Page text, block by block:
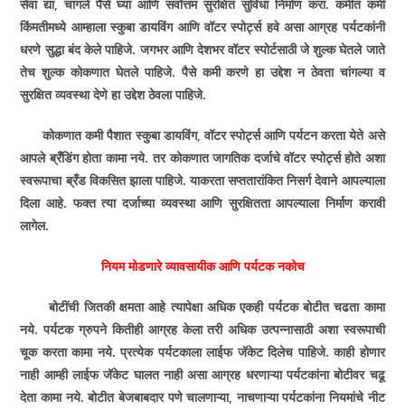
सेवा द्या, चांगले पैसे घ्या आणि सर्वोत्तम सुरक्षित सुविधा निर्माण करा. कमीत कमी
किंमतीमध्ये आम्हाला स्कुबा डायविंग आणि वॉटर स्पोर्ट्स हवे असा आग्रह पर्यटकांनी
धरणे सुद्धा बंद केले पाहिजे. जगभर आणि देशभर वॉटर स्पोर्टसाठी जे शुल्क घेतले जाते
तेच शुल्क कोकणात घेतले पाहिजे. पैसे कमी करणे हा उद्देश न ठेवता चांगल्या व
सुरक्षित व्यवस्था देणे हा उद्देश ठेवला पाहिजे.
कोकणात कमी पैशात स्कुबा डायविंग, वॉटर स्पोर्ट्स आणि पर्यटन करता येते असे
आपले ब्रँडिंग होता कामा नये. तर कोकणात जागतिक दर्जाचे वॉटर स्पोर्ट्स होते अशा
स्वरूपाचा ब्रँड विकसित झाला पाहिजे. याकरता सप्ततारांकित निसर्ग देवाने आपल्याला
दिला आहे. फक्त त्या दर्जाच्या व्यवस्था आणि सुरक्षितता आपल्याला निर्माण करावी
लागेल.
नियम मोडणारे व्यावसायीक आणि पर्यटक नकोच
बोटींची जितकी क्षमता आहे त्यापेक्षा अधिक एकही पर्यटक बोटीत चढता कामा
नये. पर्यटक ग्रुपने कितीही आग्रह केला तरी अधिक उत्पन्नासाठी अशा स्वरूपाची
चूक करता कामा नये. प्रत्येक पर्यटकाला लाईफ जॅकेट दिलेच पाहिजे. काही होणार
नाही आम्ही लाईफ जॅकेट घालत नाही असा आग्रह धरणाऱ्या पर्यटकांना बोटीवर चढू
देता कामा नये. बोटीत बेजबाबदार पणे चालणाऱ्या, नाचणाऱ्या पर्यटकांना नियमांचे नीट